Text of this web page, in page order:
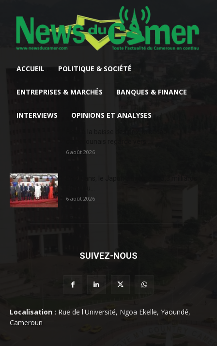
ACCUEIL POLITIQUE & SOCIÉTÉ
ENTREPRISES & MARCHÉS BANQUES & FINANCE
INTERVIEWS OPINIONS ET ANALYSES
6 août 2026
6 août 2026
SUIVEZ-NOUS
Localisation : Rue de l'Université, Ngoa Ekelle, Yaoundé,
Cameroun